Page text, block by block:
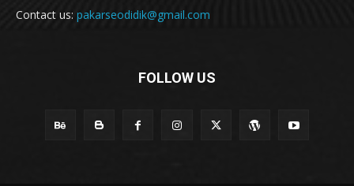
Contact us: pakarseodidik@gmail.com
FOLLOW US